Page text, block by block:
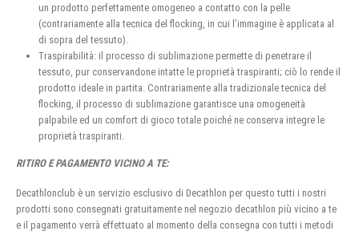
un prodotto perfettamente omogeneo a contatto con la pelle
(contrariamente alla tecnica del flocking, in cui l’immagine è applicata al
di sopra del tessuto).
Traspirabilità: il processo di sublimazione permette di penetrare il
tessuto, pur conservandone intatte le proprietà traspiranti; ciò lo rende il
prodotto ideale in partita. Contrariamente alla tradizionale tecnica del
flocking, il processo di sublimazione garantisce una omogeneità
palpabile ed un comfort di gioco totale poiché ne conserva integre le
proprietà traspiranti.
RITIRO E PAGAMENTO VICINO A TE:
Decathlonclub è un servizio esclusivo di Decathlon per questo tutti i nostri
prodotti sono consegnati gratuitamente nel negozio decathlon più vicino a te
e il pagamento verrà effettuato al momento della consegna con tutti i metodi